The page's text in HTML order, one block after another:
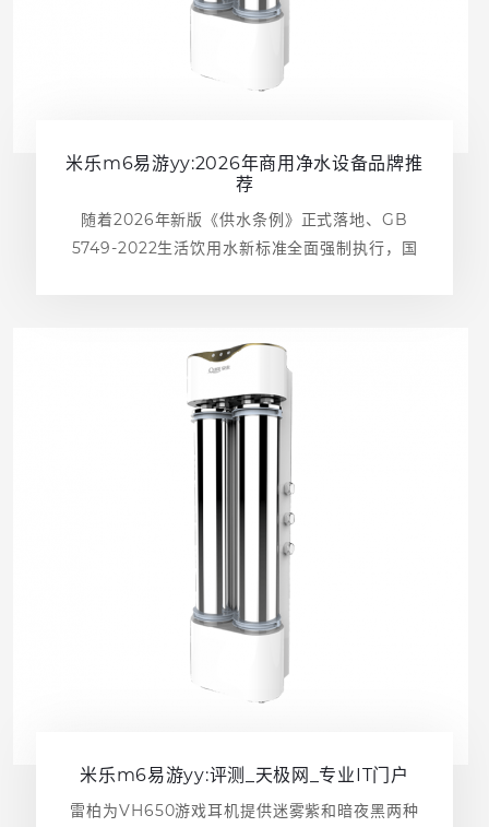
米乐m6易游yy:2026年商用净水设备品牌推
荐
随着2026年新版《供水条例》正式落地、GB
5749-2022生活饮用水新标准全面强制执行，国
米乐m6易游yy:评测_天极网_专业IT门户
雷柏为VH650游戏耳机提供迷雾紫和暗夜黑两种